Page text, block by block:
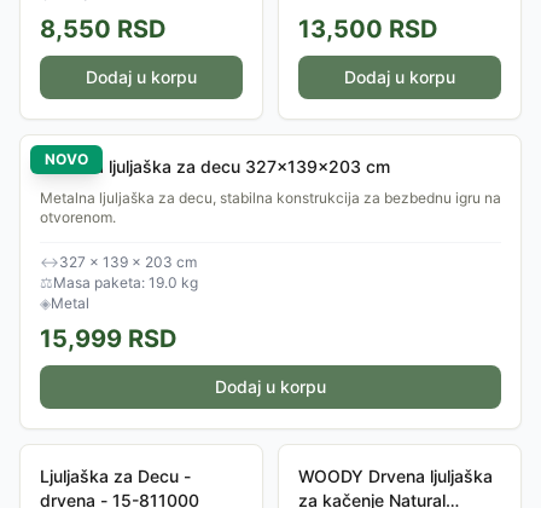
8,550 RSD
Dodaj u korpu
13,500 RSD
Dodaj u korpu
NOVO
Metalna ljuljaška za decu 327x139x203 cm
Metalna ljuljaška za decu, stabilna konstrukcija za bezbednu igru na
otvorenom.
↔327 × 139 × 203 cm
⚖Masa paketa: 19.0 kg
◈Metal
15,999 RSD
Dodaj u korpu
Ljuljaška za Decu -
drvena - 15-811000
WOODY Drvena ljuljaška
za kačenje Natural